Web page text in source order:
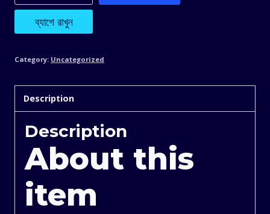
Pads
Breathable
Anti-
Slip
Power
ব্যাগে রাখুন
Category: Uncategorized
Description
Description
About this
item